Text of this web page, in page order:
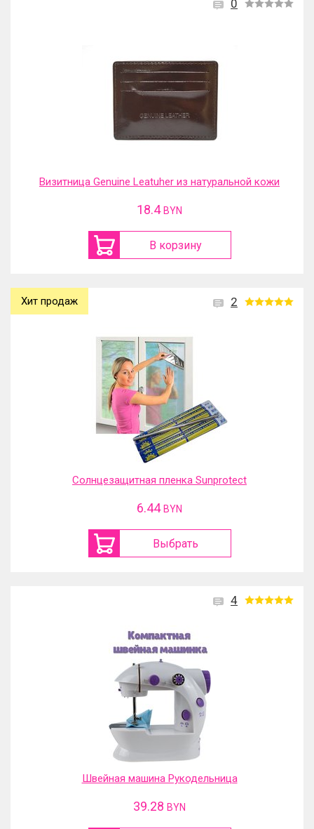
0
Визитница Genuine Leatuher из натуральной кожи
18.4 BYN
В корзину
2
Хит продаж
Солнцезащитная пленка Sunprotect
6.44 BYN
Выбрать
4
Швейная машина Рукодельница
39.28 BYN